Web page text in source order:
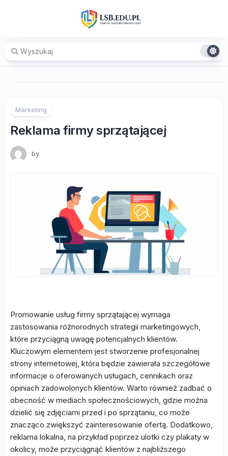
Marketing
Reklama firmy sprzątającej
by
Promowanie usług firmy sprzątającej wymaga
zastosowania różnorodnych strategii marketingowych,
które przyciągną uwagę potencjalnych klientów.
Kluczowym elementem jest stworzenie profesjonalnej
strony internetowej, która będzie zawierała szczegółowe
informacje o oferowanych usługach, cennikach oraz
opiniach zadowolonych klientów. Warto również zadbać o
obecność w mediach społecznościowych, gdzie można
dzielić się zdjęciami przed i po sprzątaniu, co może
znacząco zwiększyć zainteresowanie ofertą. Dodatkowo,
reklama lokalna, na przykład poprzez ulotki czy plakaty w
okolicy, może przyciągnąć klientów z najbliższego